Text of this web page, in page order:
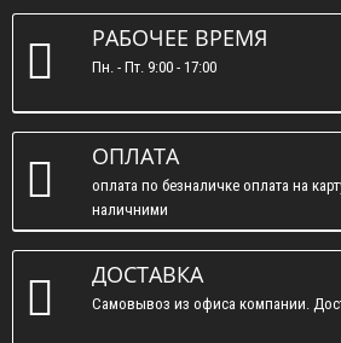
РАБОЧЕЕ ВРЕМЯ
Пн. - Пт. 9:00 - 17:00
ОПЛАТА
оплата по безналичке оплата на
наличними
ДОСТАВКА
Самовывоз из офиса компании.